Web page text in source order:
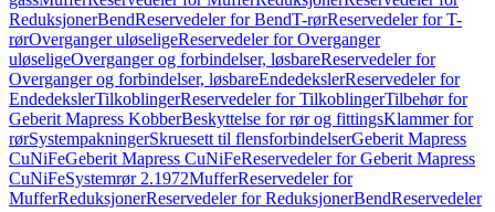
ReduksjonerBendReservedeler for BendT-rørReservedeler for T-
rørOverganger uløseligeReservedeler for Overganger
uløseligeOverganger og forbindelser, løsbareReservedeler for
Overganger og forbindelser, løsbareEndedekslerReservedeler for
EndedekslerTilkoblingerReservedeler for TilkoblingerTilbehør for
Geberit Mapress KobberBeskyttelse for rør og fittingsKlammer for
rørSystempakningerSkruesett til flensforbindelserGeberit Mapress
CuNiFeGeberit Mapress CuNiFeReservedeler for Geberit Mapress
CuNiFeSystemrør 2.1972MufferReservedeler for
MufferReduksjonerReservedeler for ReduksjonerBendReservedeler